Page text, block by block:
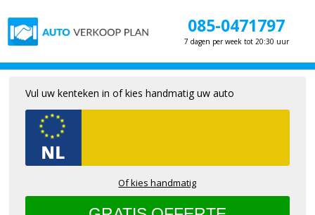
085-0471797
7 dagen per week tot 20:30 uur
Vul uw kenteken in of kies handmatig uw auto
Of kies handmatig